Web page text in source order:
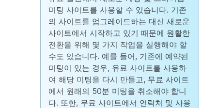
미팅 사이트를 사용할 수 있습니다. 기존
의 사이트를 업그레이드하는 대신 새로운
사이트에서 시작하고 있기 때문에 원활한
전환을 위해 몇 가지 작업을 실행해야 할
수도 있습니다. 예를 들어, 기존에 예약된
미팅이 있는 경우, 유료 사이트를 사용하
여 해당 미팅을 다시 만들고, 무료 사이트
에서 원래의 50분 미팅을 취소해야 합니
다. 또한, 무료 사이트에서 연락처 및 사용